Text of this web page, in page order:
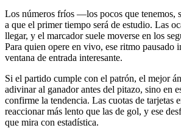
Los números fríos —los pocos que tenemos,
a que el primer tiempo será de estudio. Las
llegar, y el marcador suele moverse en los
Para quien opere en vivo, ese ritmo pausado
ventana de entrada interesante.
Si el partido cumple con el patrón, el mejor
adivinar al ganador antes del pitazo, sino en
confirme la tendencia. Las cuotas de tarjetas
reaccionar más lento que las de gol, y ese
que mira con estadística.